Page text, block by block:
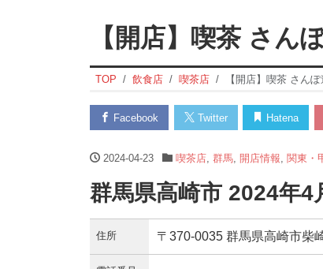
【開店】喫茶 さん
TOP 飲食店 喫茶店 【開店】喫茶 さんぽ
Facebook Twitter Hatena
2024-04-23 喫茶店, 群馬, 開店情報 関東・
群馬県高崎市 2024年
住所 〒370-0035 群馬県高崎市柴